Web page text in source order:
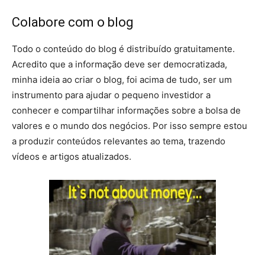
Colabore com o blog
Todo o conteúdo do blog é distribuído gratuitamente.
Acredito que a informação deve ser democratizada,
minha ideia ao criar o blog, foi acima de tudo, ser um
instrumento para ajudar o pequeno investidor a
conhecer e compartilhar informações sobre a bolsa de
valores e o mundo dos negócios. Por isso sempre estou
a produzir conteúdos relevantes ao tema, trazendo
vídeos e artigos atualizados.